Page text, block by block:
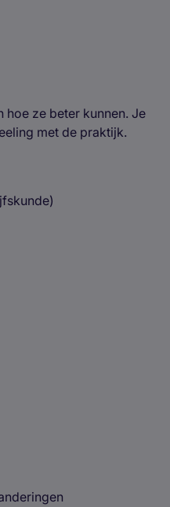
ze beter kunnen. Je
met de praktijk.